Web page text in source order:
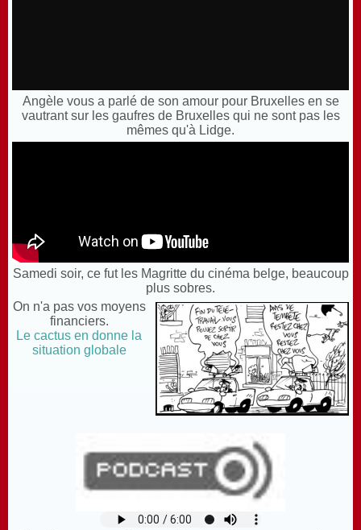
Angèle vous a parlé de son amour pour Bruxelles en se
vautrant sur les gaufres de Bruxelles qui ne sont pas les
mêmes qu'à Lidge.
Samedi soir, ce fut les Magritte du cinéma belge, beaucoup
plus sobres.
On n'a pas vos moyens
financiers.
Le cactus en donne la
situation globale